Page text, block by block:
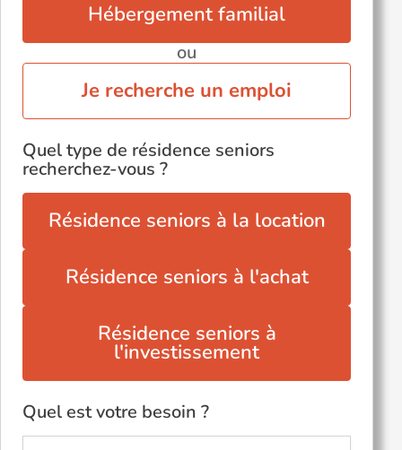
Hébergement familial
ou
Je recherche un emploi
Quel type de résidence seniors
recherchez-vous ?
Résidence seniors à la location
Résidence seniors à l'achat
Résidence seniors à
l'investissement
Quel est votre besoin ?